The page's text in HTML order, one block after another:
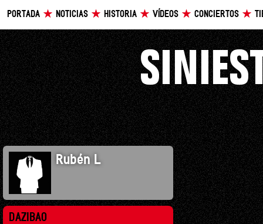
PORTADA NOTICIAS HISTORIA VÍDEOS CONCIERTOS
Rubén L
DAZIBAO